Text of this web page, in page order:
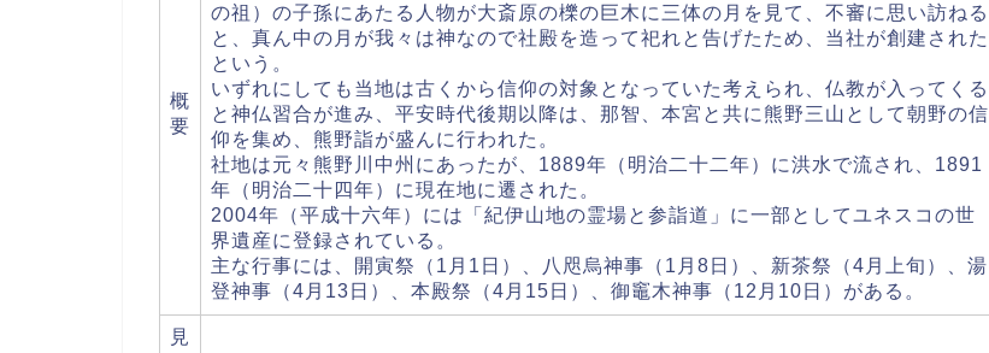
概
要
の祖）の子孫にあたる人物が大斎原の櫟の巨木に三体の月を見て、不審に思い訪ねる
と、真ん中の月が我々は神なので社殿を造って祀れと告げたため、当社が創建された
という。
いずれにしても当地は古くから信仰の対象となっていた考えられ、仏教が入ってくる
と神仏習合が進み、平安時代後期以降は、那智、本宮と共に熊野三山として朝野の信
仰を集め、熊野詣が盛んに行われた。
社地は元々熊野川中州にあったが、1889年（明治二十二年）に洪水で流され、1891
年（明治二十四年）に現在地に遷された。
2004年（平成十六年）には「紀伊山地の霊場と参詣道」に一部としてユネスコの世
界遺産に登録されている。
主な行事には、開寅祭（1月1日）、八咫烏神事（1月8日）、新茶祭（4月上旬）、湯
登神事（4月13日）、本殿祭（4月15日）、御竈木神事（12月10日）がある。
見